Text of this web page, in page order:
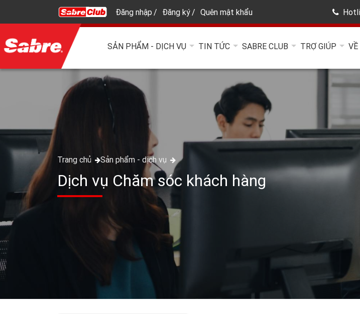
Đăng nhập Đăng ký Quên mật khẩu
SẢN PHẨM - DỊCH VỤ TIN TỨC SABRE CLUB TRỢ GIÚP VỀ
Trang chủ Sản phẩm - dịch vụ
Dịch vụ Chăm sóc khách hàng